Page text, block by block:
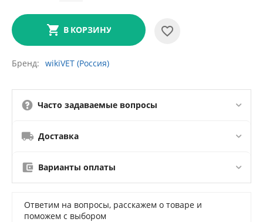
В КОРЗИНУ
Бренд wikiVET (Россия)
Часто задаваемые вопросы
Доставка
Варианты оплаты
Ответим на вопросы, расскажем о товаре и
поможем с выбором